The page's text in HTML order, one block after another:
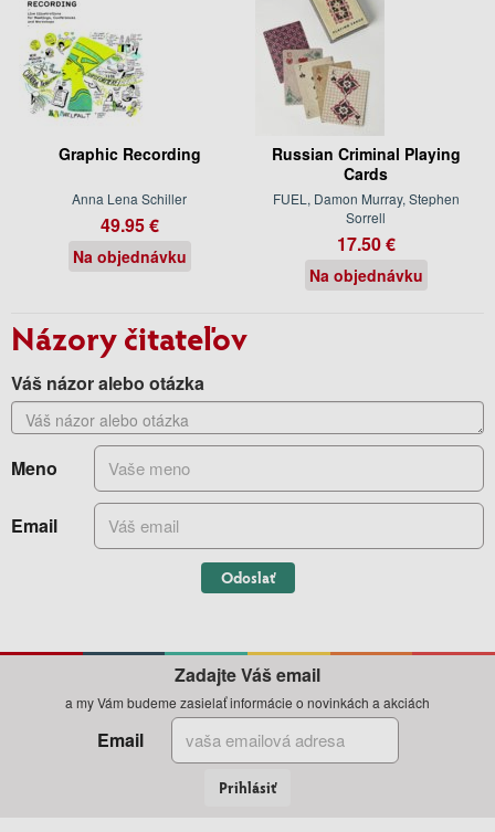
Graphic Recording
Anna Lena Schiller
49.95 €
Na objednávku
Russian Criminal Playing
Cards
FUEL, Damon Murray, Stephen
Sorrell
17.50 €
Na objednávku
Názory čitateľov
Váš názor alebo otázka
Meno
Email
Odoslať
Zadajte Váš email
a my Vám budeme zasielať informácie o novinkách a akciách
Email
Prihlásiť